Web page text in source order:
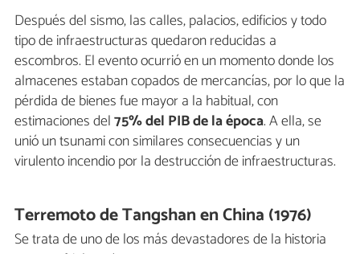
Después del sismo, las calles, palacios, edificios y todo
tipo de infraestructuras quedaron reducidas a
escombros. El evento ocurrió en un momento donde los
almacenes estaban copados de mercancías, por lo que la
pérdida de bienes fue mayor a la habitual, con
estimaciones del75% del PIB de la época. A ella, se
unió un tsunami con similares consecuencias y un
virulento incendio por la destrucción de infraestructuras.
Terremoto de Tangshan en China (1976)
Se trata de uno de los más devastadores de la historia